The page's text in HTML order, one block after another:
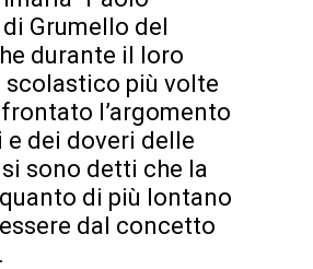
di Grumello del
durante il loro
scolastico più volte
l’argomento
dei doveri delle
sono detti che la
di più lontano
dal concetto